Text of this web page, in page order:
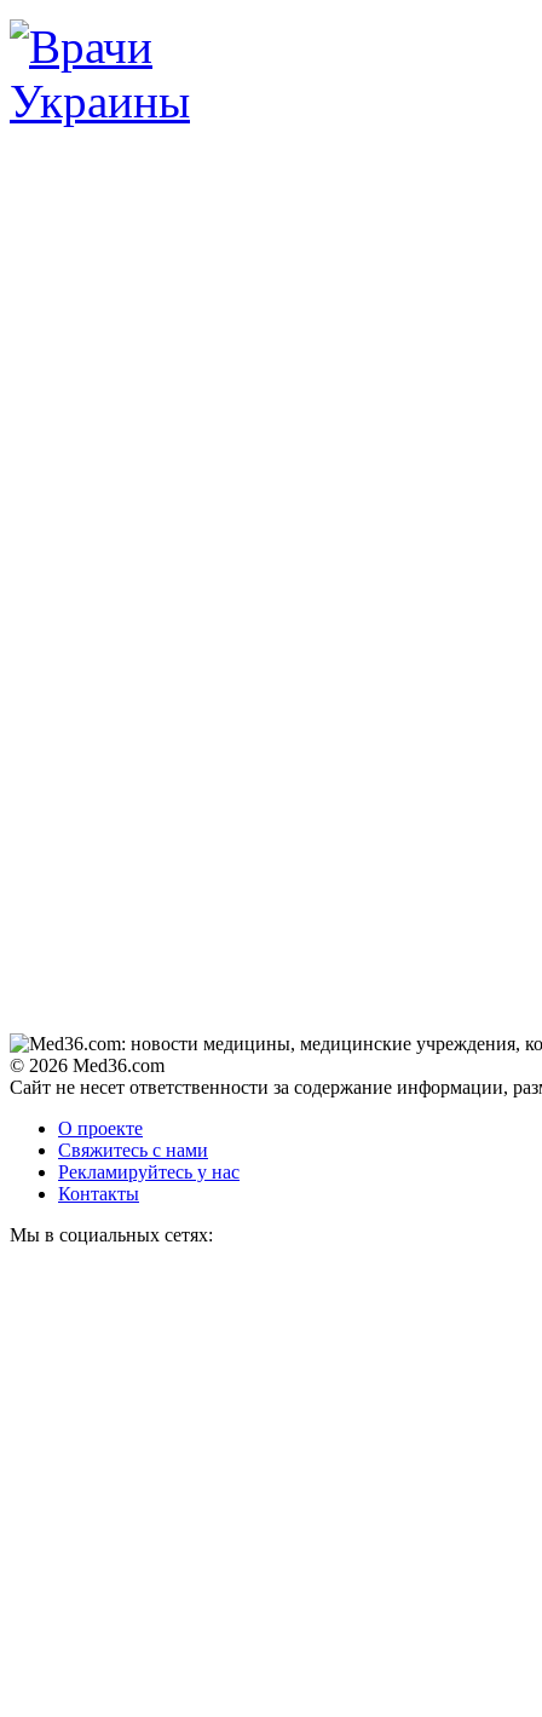
© 2026 Med36.com
Сайт не несет ответственности за содержание информации,
О проекте
Свяжитесь с нами
Рекламируйтесь у нас
Контакты
Мы в социальных сетях: